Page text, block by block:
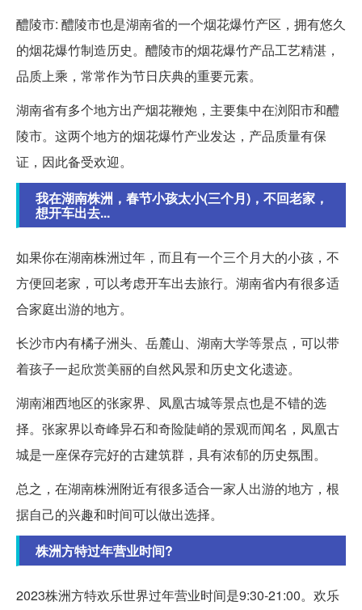
醴陵市: 醴陵市也是湖南省的一个烟花爆竹产区，拥有悠久
的烟花爆竹制造历史。醴陵市的烟花爆竹产品工艺精湛，
品质上乘，常常作为节日庆典的重要元素。
湖南省有多个地方出产烟花鞭炮，主要集中在浏阳市和醴
陵市。这两个地方的烟花爆竹产业发达，产品质量有保
证，因此备受欢迎。
我在湖南株洲，春节小孩太小(三个月)，不回老家，
想开车出去...
如果你在湖南株洲过年，而且有一个三个月大的小孩，不
方便回老家，可以考虑开车出去旅行。湖南省内有很多适
合家庭出游的地方。
长沙市内有橘子洲头、岳麓山、湖南大学等景点，可以带
着孩子一起欣赏美丽的自然风景和历史文化遗迹。
湖南湘西地区的张家界、凤凰古城等景点也是不错的选
择。张家界以奇峰异石和奇险陡峭的景观而闻名，凤凰古
城是一座保存完好的古建筑群，具有浓郁的历史氛围。
总之，在湖南株洲附近有很多适合一家人出游的地方，根
据自己的兴趣和时间可以做出选择。
株洲方特过年营业时间?
2023株洲方特欢乐世界过年营业时间是9:30-21:00。欢乐